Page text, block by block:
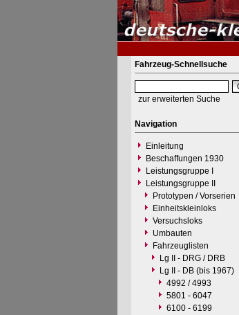
Fahrzeug-Schnellsuche
zur erweiterten Suche
Navigation
Einleitung
Beschaffungen 1930
Leistungsgruppe I
Leistungsgruppe II
Prototypen / Vorserien
Einheitskleinloks
Versuchsloks
Umbauten
Fahrzeuglisten
Lg II - DRG / DRB
Lg II - DB (bis 1967)
4992 / 4993
5801 - 6047
6100 - 6199